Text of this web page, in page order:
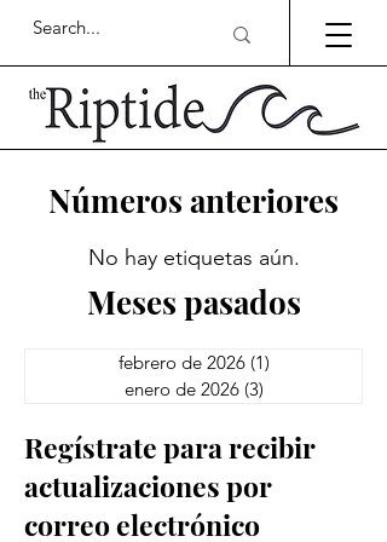
Números anteriores
No hay etiquetas aún.
Meses pasados
febrero de 2026 (1)
enero de 2026 (3)
Regístrate para recibir
actualizaciones por
correo electrónico